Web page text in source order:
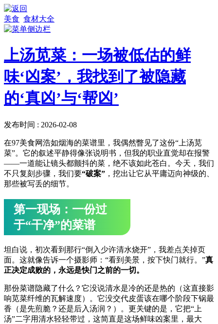
美食 食材大全
上汤苋菜：一场被低估的鲜
味‘凶案’，我找到了被隐藏
的‘真凶’与‘帮凶’
发布时间 : 2026-02-08
在97美食网浩如烟海的菜谱里，我偶然瞥见了这份“上汤苋
菜”。它的叙述平静得像张说明书，但我的职业直觉却在报警
——一道能让镜头都颤抖的菜，绝不该如此苍白。今天，我们
不只复刻步骤，我们要“破案” ，挖出让它从平庸迈向神级的、
那些被写丢的细节。
第一现场：一份过
于“干净”的菜谱
坦白说，初次看到那行“倒入少许清水烧开”，我差点关掉页
面。这就像告诉一个摄影师：“看到美景，按下快门就行。”真
正决定成败的，永远是快门之前的一切。
那份菜谱隐藏了什么？它没说清水是冷的还是热的（这直接影
响苋菜纤维的瓦解速度）。它没交代皮蛋该在哪个阶段下锅最
香（是先煎脆？还是后入汤润？）。更关键的是，它把“上
汤”二字用清水轻轻带过，这简直是这场鲜味凶案里，最大